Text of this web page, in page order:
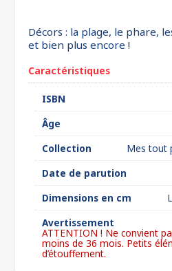
Décors : la plage, le phare,
et bien plus encore !
Caractéristiques
ISBN
Âge
Collection
Mes tout
Date de parution
Dimensions en cm
Avertissement
ATTENTION ! Ne convient
moins de 36 mois. Petits
d’étouffement.